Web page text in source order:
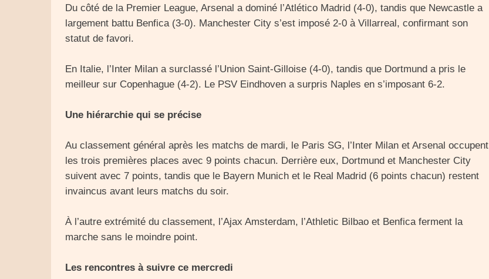
Du côté de la Premier League, Arsenal a dominé l’Atlético Madrid (4-0), tandis que Newcastle a
largement battu Benfica (3-0). Manchester City s’est imposé 2-0 à Villarreal, confirmant son
statut de favori.
En Italie, l’Inter Milan a surclassé l’Union Saint-Gilloise (4-0), tandis que Dortmund a pris le
meilleur sur Copenhague (4-2). Le PSV Eindhoven a surpris Naples en s’imposant 6-2.
Une hiérarchie qui se précise
Au classement général après les matchs de mardi, le Paris SG, l’Inter Milan et Arsenal occupent
les trois premières places avec 9 points chacun. Derrière eux, Dortmund et Manchester City
suivent avec 7 points, tandis que le Bayern Munich et le Real Madrid (6 points chacun) restent
invaincus avant leurs matchs du soir.
À l’autre extrémité du classement, l’Ajax Amsterdam, l’Athletic Bilbao et Benfica ferment la
marche sans le moindre point.
Les rencontres à suivre ce mercredi